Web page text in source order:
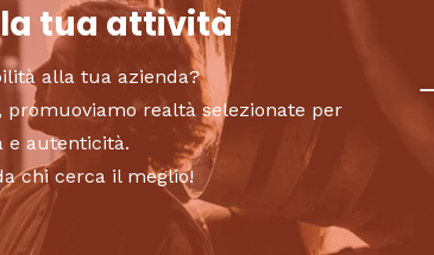
tua attività
alla tua azienda?
promuoviamo realtà selezionate per
e autenticità.
chi cerca il meglio!